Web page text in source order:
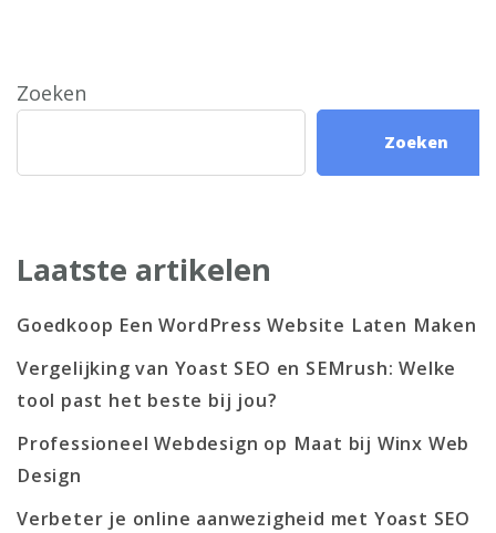
Zoeken
Zoeken
Laatste artikelen
Goedkoop Een WordPress Website Laten Maken
Vergelijking van Yoast SEO en SEMrush: Welke
tool past het beste bij jou?
Professioneel Webdesign op Maat bij Winx Web
Design
Verbeter je online aanwezigheid met Yoast SEO